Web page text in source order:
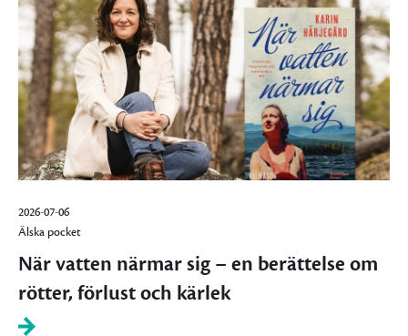
2026-07-06
Älska pocket
När vatten närmar sig – en berättelse om
rötter, förlust och kärlek